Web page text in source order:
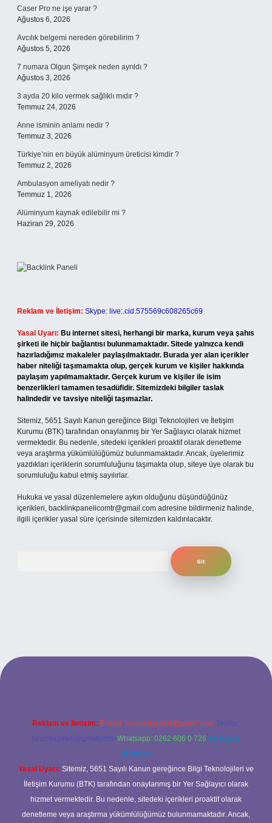
Caser Pro ne işe yarar ?
Ağustos 6, 2026
Avcılık belgemi nereden görebilirim ?
Ağustos 5, 2026
7 numara Olgun Şimşek neden ayrıldı ?
Ağustos 3, 2026
3 ayda 20 kilo vermek sağlıklı mıdır ?
Temmuz 24, 2026
Anne isminin anlamı nedir ?
Temmuz 3, 2026
Türkiye’nin en büyük alüminyum üreticisi kimdir ?
Temmuz 2, 2026
Ambulasyon ameliyatı nedir ?
Temmuz 1, 2026
Alüminyum kaynak edilebilir mi ?
Haziran 29, 2026
Reklam ve İletişim: Skype: live:.cid.575569c608265c69
Yasal Uyarı: Bu internet sitesi, herhangi bir marka, kurum veya şahıs
şirketi ile hiçbir bağlantısı bulunmamaktadır. Sitede yalnızca kendi
hazırladığımız makaleler paylaşılmaktadır. Burada yer alan içerikler
haber niteliği taşımamakta olup, gerçek kurum ve kişiler hakkında
paylaşım yapılmamaktadır. Gerçek kurum ve kişiler ile isim
benzerlikleri tamamen tesadüfidir. Sitemizdeki bilgiler taslak
halindedir ve tavsiye niteliği taşımazlar.
Sitemiz, 5651 Sayılı Kanun gereğince Bilgi Teknolojileri ve İletişim
Kurumu (BTK) tarafından onaylanmış bir Yer Sağlayıcı olarak hizmet
vermektedir. Bu nedenle, sitedeki içerikleri proaktif olarak denetleme
veya araştırma yükümlülüğümüz bulunmamaktadır. Ancak, üyelerimiz
yazdıkları içeriklerin sorumluluğunu taşımakta olup, siteye üye olarak bu
sorumluluğu kabul etmiş sayılırlar.
Hukuka ve yasal düzenlemelere aykırı olduğunu düşündüğünüz
içerikleri, backlinkpanelicomtr@gmail.com adresine bildirmeniz halinde,
ilgili içerikler yasal süre içerisinde sitemizden kaldırılacaktır.
Reklam ve İletişim: E-mail: backlinkpaneli@gmail.com Teams:
forumhizmeti@gmail.com Whatsapp: 0262 606 0 726 Telegram:
@karabul
Yasal Uyarı: Sitemiz, 5651 Sayılı Kanun gereğince Bilgi Teknolojileri ve
İletişim Kurumu (BTK) tarafından onaylanmış bir Yer Sağlayıcı olarak
hizmet vermektedir. Bu nedenle, sitedeki içerikleri proaktif olarak
denetleme veya araştırma yükümlülüğümüz bulunmamaktadır. Ancak,